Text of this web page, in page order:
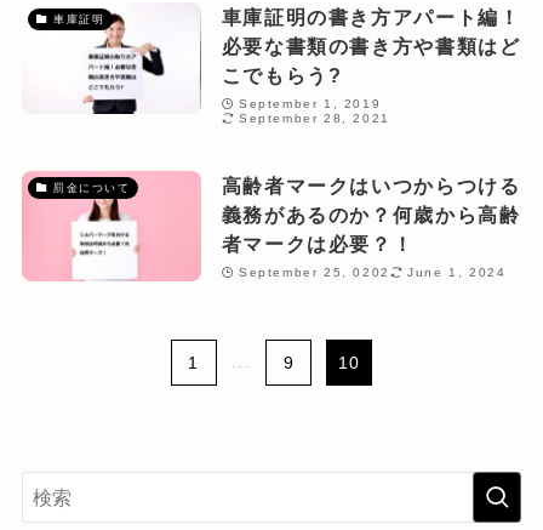
車庫証明
車庫証明の書き方アパート編！
必要な書類の書き方や書類はど
こでもらう?
September 1, 2019
September 28, 2021
罰金について
高齢者マークはいつからつける
義務があるのか？何歳から高齢
者マークは必要？！
September 25, 0202 June 1, 2024
1 ... 9 10